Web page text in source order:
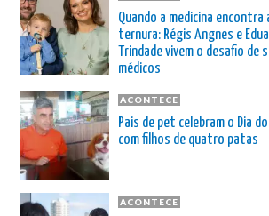
Quando a medicina encontra
ternura: Régis Angnes e
Trindade vivem o desafio de
médicos
ACONTECE
Pais de pet celebram o Dia
com filhos de quatro patas
ACONTECE